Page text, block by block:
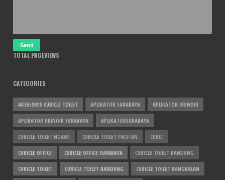
TOTAL PAGEVIEWS
CATEGORIES
AKSESORIS CUBICLE TOILET APLIKATOR SURABAYA APLIKATOR URINOIR
APLIKATOR URINOIR SURABAYA APLIKATORSURABAYA
CUBCILE TOILET NGAWI CUBCILE TOILET PACITAN CUBIC
CUBICLE OFFICE CUBICLE OFFICE SURABAYA CUBICLE TOIELT BANDUNG
CUBICLE TOILET CUBICLE TOILET BANDUNG CUBICLE TOILET BANGKALAN